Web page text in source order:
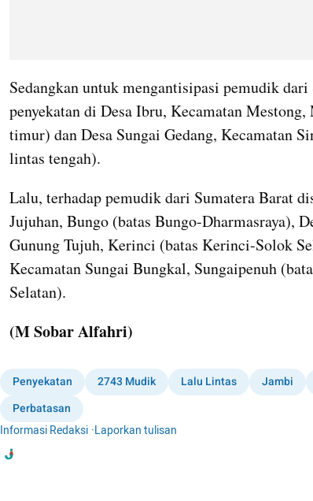
Sedangkan untuk mengantisipasi pemudik dari
penyekatan di Desa Ibru, Kecamatan
timur) dan Desa Sungai Gedang, Kecamatan
lintas tengah).
Lalu, terhadap pemudik dari Sumatera Barat
Jujuhan, Bungo (batas Bungo-Dharmasraya),
Gunung Tujuh, Kerinci (batas Kerinci-Solok
Kecamatan Sungai Bungkal, Sungaipenuh
Selatan).
(M Sobar Alfahri)
Penyekatan 2743 Mudik Lalu Lintas Jambi
Perbatasan
Informasi Redaksi ·Laporkan tulisan